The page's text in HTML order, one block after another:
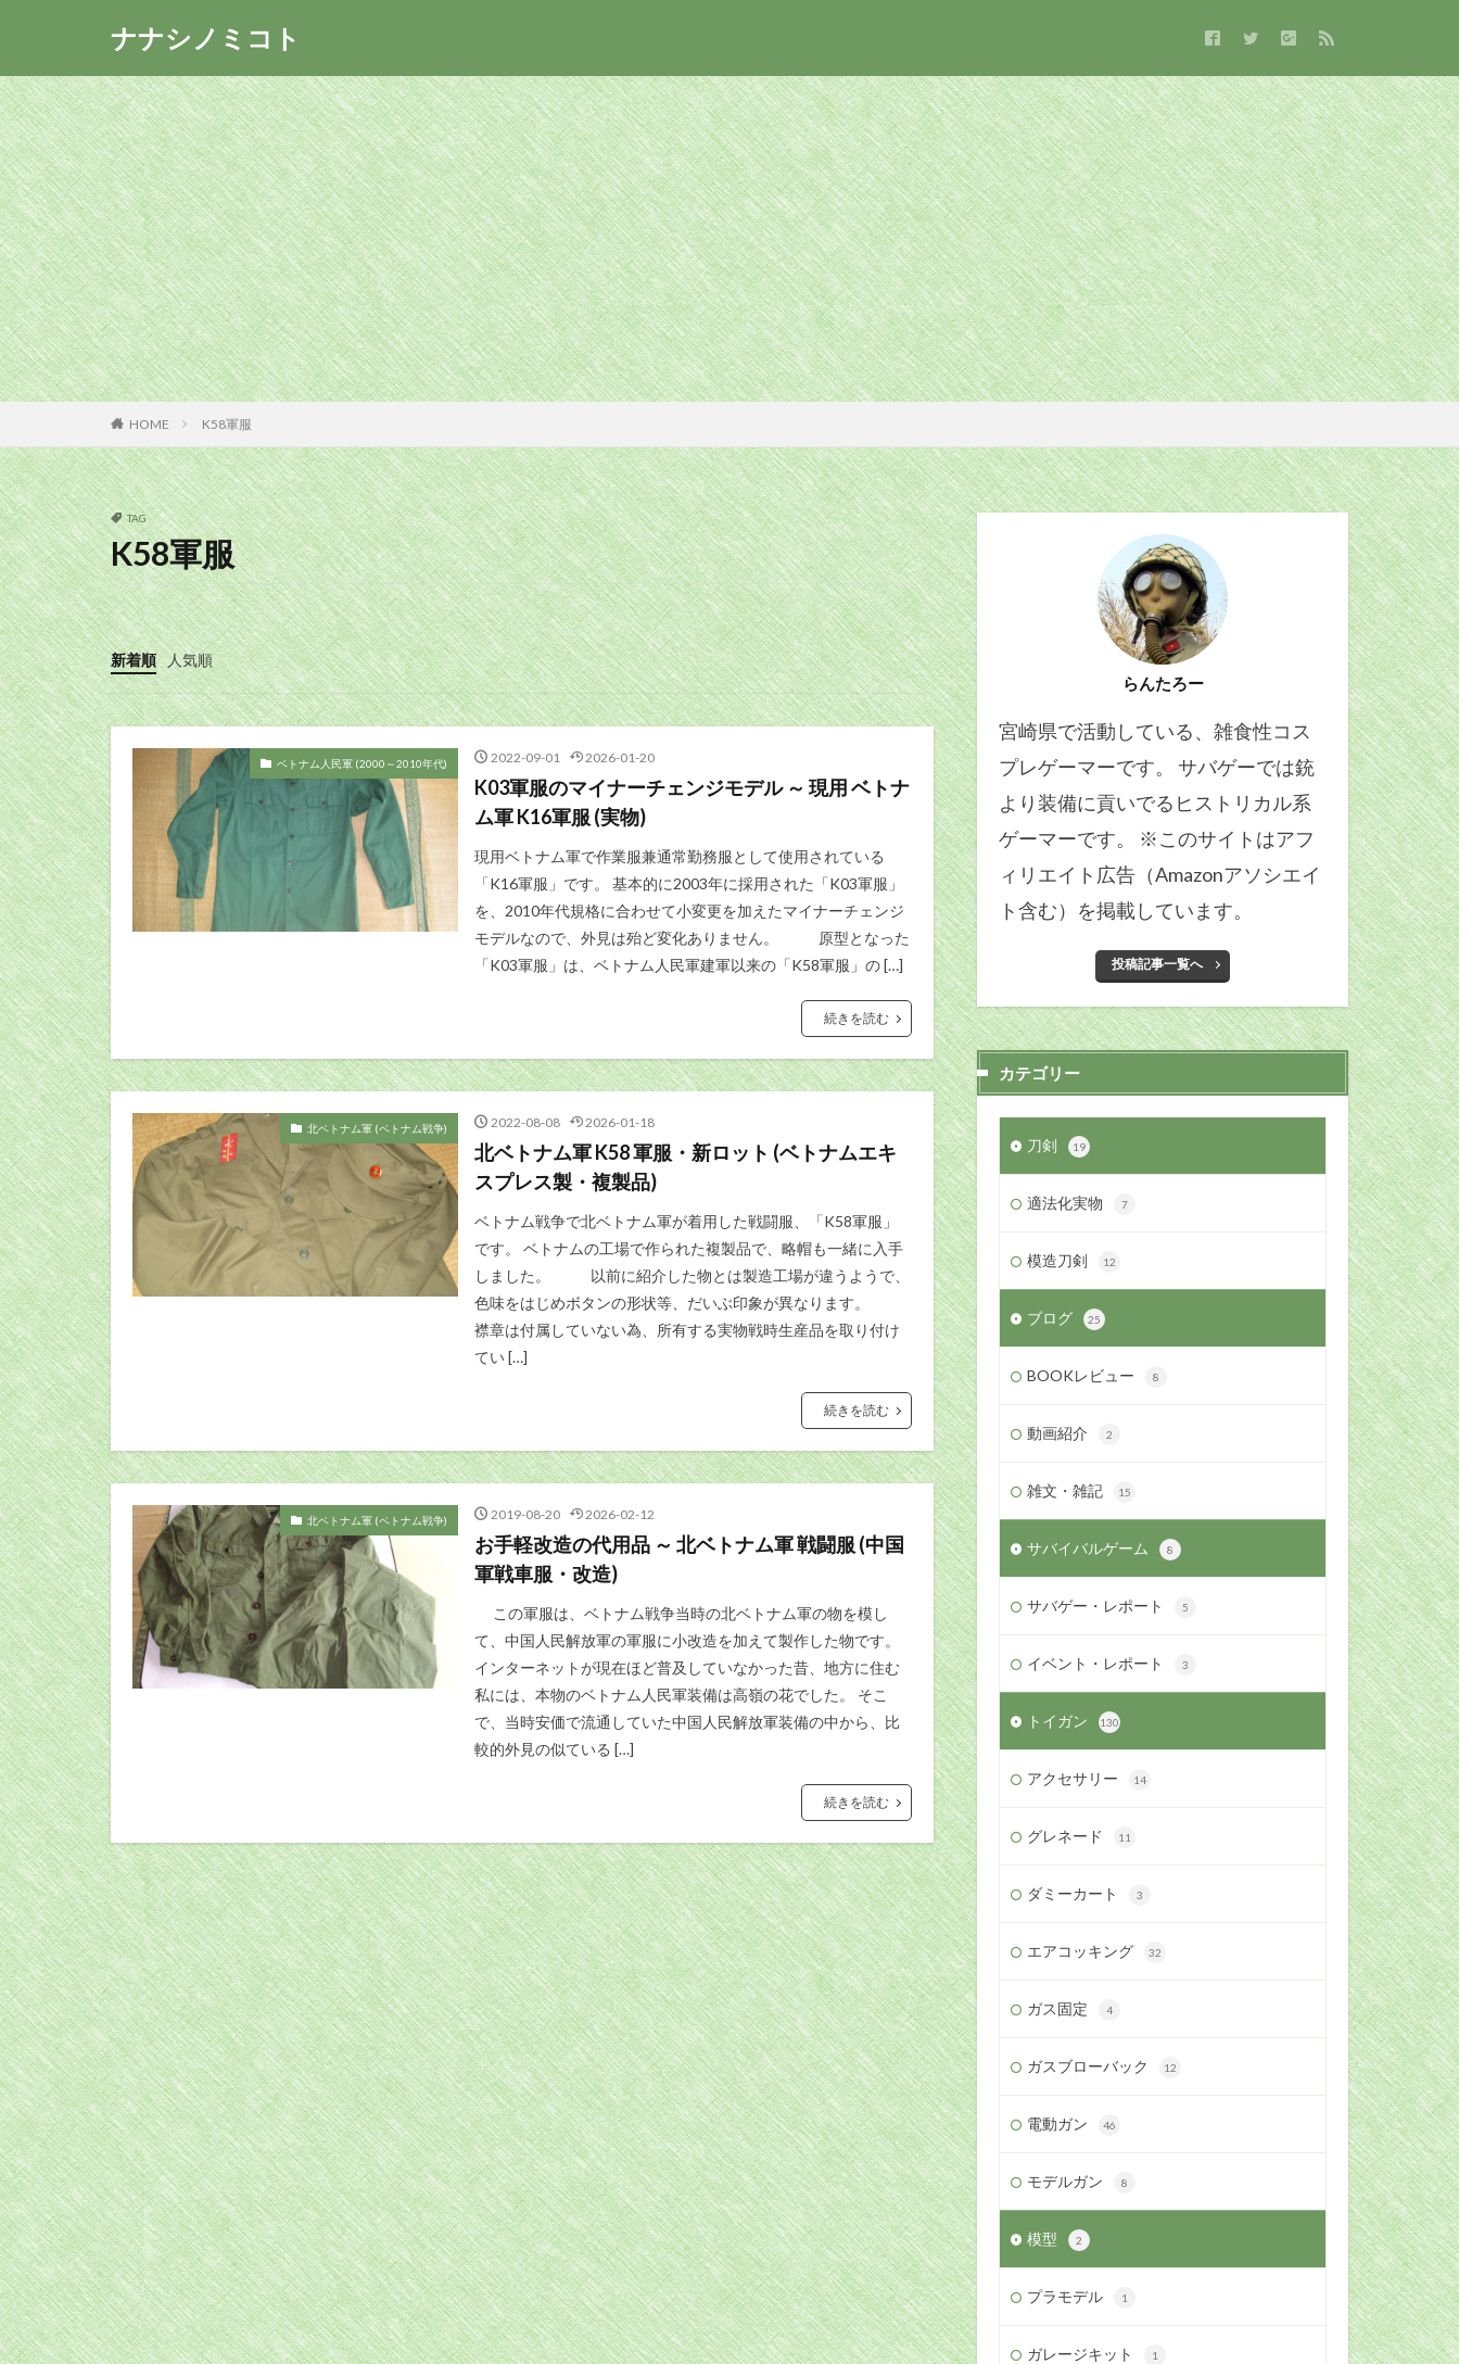
ナナシノミコト
HOME K58軍服
TAG
K58軍服
新着順 人気順
ベトナム人民軍 (2000～2010年代) 2022-09-01 2026-01-20
K03軍服のマイナーチェンジモデル ～ 現用 ベトナ
ム軍 K16軍服 (実物)
現用ベトナム軍で作業服兼通常勤務服として使用されている
「K16軍服」です。 基本的に2003年に採用された「K03軍服」
を、2010年代規格に合わせて小変更を加えたマイナーチェンジ
モデルなので、外見は殆ど変化ありません。 原型となった
「K03軍服」は、ベトナム人民軍建軍以来の「K58軍服」の […]
続きを読む
北ベトナム軍 (ベトナム戦争) 2022-08-08 2026-01-18
北ベトナム軍 K58 軍服・新ロット (ベトナムエキ
スプレス製・複製品)
ベトナム戦争で北ベトナム軍が着用した戦闘服、「K58軍服」
です。 ベトナムの工場で作られた複製品で、略帽も一緒に入手
しました。 以前に紹介した物とは製造工場が違うようで、
色味をはじめボタンの形状等、だいぶ印象が異なります。
襟章は付属していない為、所有する実物戦時生産品を取り付け
てい […]
続きを読む
北ベトナム軍 (ベトナム戦争) 2019-08-20 2026-02-12
お手軽改造の代用品 ～ 北ベトナム軍 戦闘服 (中国
軍戦車服・改造)
この軍服は、ベトナム戦争当時の北ベトナム軍の物を模し
て、中国人民解放軍の軍服に小改造を加えて製作した物です。
インターネットが現在ほど普及していなかった昔、地方に住む
私には、本物のベトナム人民軍装備は高嶺の花でした。 そこ
で、当時安価で流通していた中国人民解放軍装備の中から、比
較的外見の似ている […]
続きを読む
らんたろー
宮崎県で活動している、雑食性コス
プレゲーマーです。 サバゲーでは銃
より装備に貢いでるヒストリカル系
ゲーマーです。 ※このサイトはアフ
ィリエイト広告（Amazonアソシエイ
ト含む）を掲載しています。
投稿記事一覧へ
カテゴリー
刀剣 19
適法化実物 7
模造刀剣 12
ブログ 25
BOOKレビュー 8
動画紹介 2
雑文・雑記 15
サバイバルゲーム 8
サバゲー・レポート 5
イベント・レポート 3
トイガン 130
アクセサリー 14
グレネード 11
ダミーカート 3
エアコッキング 32
ガス固定 4
ガスブローバック 12
電動ガン 46
モデルガン 8
模型 2
プラモデル 1
ガレージキット 1